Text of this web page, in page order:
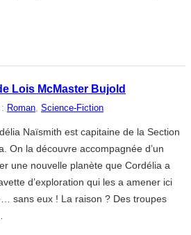
Lois McMaster Bujold
Roman, Science-Fiction
Naïsmith est capitaine de la Section
On la découvre accompagnée d’un
une nouvelle planète que Cordélia a
d’exploration qui les a amener ici
sans eux ! La raison ? Des troupes